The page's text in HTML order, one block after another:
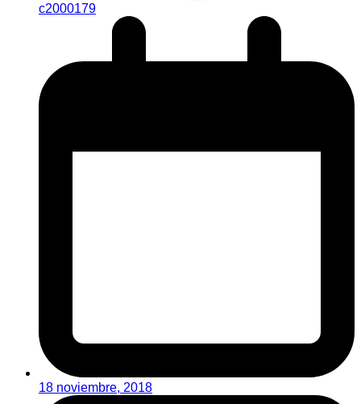
c2000179
18 noviembre, 2018